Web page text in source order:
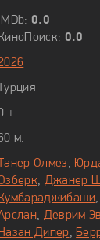
моментов.
в кровавые
то, что
что и
бывают
он должен
IMDb: 0.0
КиноПоиск: 0.0
Турция
+
м.
Танер Олмез,
, Джанер
Кумбараджибаши,
, Деврим
Назан Дипер,